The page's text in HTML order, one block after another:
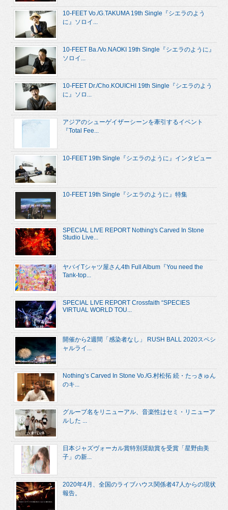
10-FEET Vo./G.TAKUMA 19th Single『シエラのよう
に』ソロイ...
10-FEET Ba./Vo.NAOKI 19th Single『シエラのように』
ソロイ...
10-FEET Dr./Cho.KOUICHI 19th Single『シエラのよう
に』ソロ...
アジアのシューゲイザーシーンを牽引するイベント
『Total Fee...
10-FEET 19th Single『シエラのように』インタビュー
10-FEET 19th Single『シエラのように』特集
SPECIAL LIVE REPORT Nothing's Carved In Stone
Studio Live...
ヤバイTシャツ屋さん4th Full Album『You need the
Tank-top...
SPECIAL LIVE REPORT Crossfaith “SPECIES
VIRTUAL WORLD TOU...
開催から2週間「感染者なし」 RUSH BALL 2020スペシ
ャルライ...
Nothing’s Carved In Stone Vo./G.村松拓 続・たっきゅん
のキ...
グループ名をリニューアル、音楽性はセミ・リニューア
ルした ...
日本ジャズヴォーカル賞特別奨励賞を受賞「星野由美
子」の新...
2020年4月、全国のライブハウス関係者47人からの現状
報告。